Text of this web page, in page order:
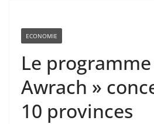
ECONOMIE
Le programme
Awrach »
10 provinces